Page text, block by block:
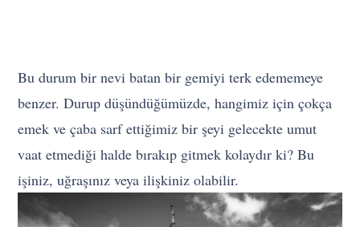
Bu durum bir nevi batan bir gemiyi terk edememeye
benzer. Durup düşündüğümüzde, hangimiz için çokça
emek ve çaba sarf ettiğimiz bir şeyi gelecekte umut
vaat etmediği halde bırakıp gitmek kolaydır ki? Bu
işiniz, uğraşınız veya ilişkiniz olabilir.